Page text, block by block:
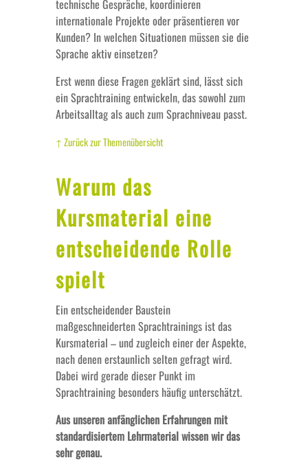
technische Gespräche, koordinieren
internationale Projekte oder präsentieren vor
Kunden? In welchen Situationen müssen sie die
Sprache aktiv einsetzen?
Erst wenn diese Fragen geklärt sind, lässt sich
ein Sprachtraining entwickeln, das sowohl zum
Arbeitsalltag als auch zum Sprachniveau passt.
↑ Zurück zur Themenübersicht
Warum das
Kursmaterial eine
entscheidende Rolle
spielt
Ein entscheidender Baustein
maßgeschneiderten Sprachtrainings ist das
Kursmaterial – und zugleich einer der Aspekte,
nach denen erstaunlich selten gefragt wird.
Dabei wird gerade dieser Punkt im
Sprachtraining besonders häufig unterschätzt.
Aus unseren anfänglichen Erfahrungen mit
standardisiertem Lehrmaterial wissen wir das
sehr genau.